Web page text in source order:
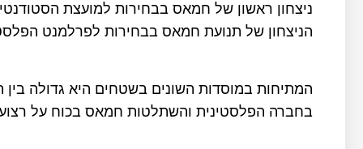
ניצחון ראשון של חמאס בבחירות למועצת
הניצחון של תנועת חמאס בבחירות לפרלמנט הפלסטיני
המתיחות במוסדות השונים בשטחים היא גדולה
בחברה הפלסטינית והשתלטות חמאס בכוח על רצועת